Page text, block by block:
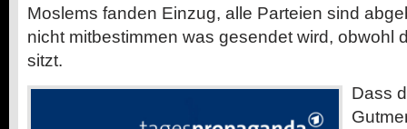
Moslems fanden Einzug, alle Parteien sind
nicht mitbestimmen was gesendet wird, obwohl
sitzt.
Dass